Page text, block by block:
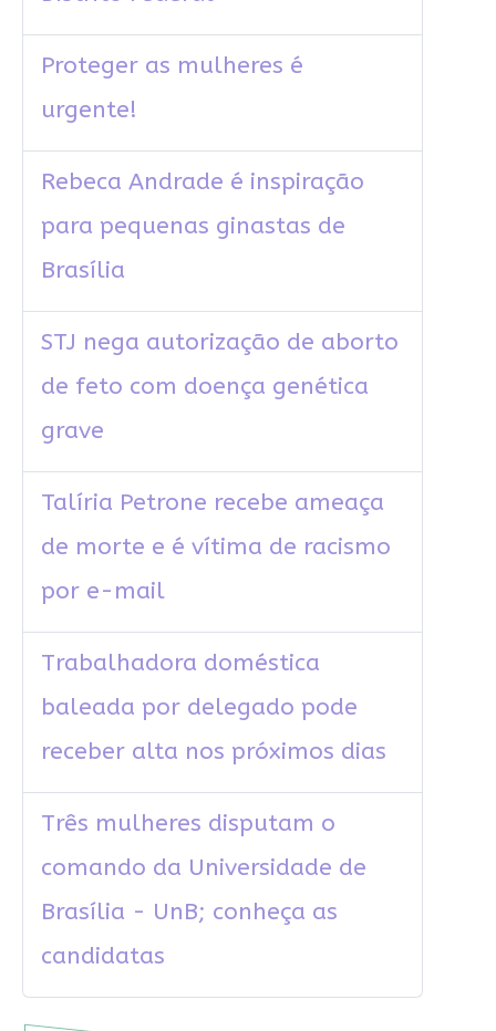
Proteger as mulheres é
urgente!
Rebeca Andrade é inspiração
para pequenas ginastas de
Brasília
STJ nega autorização de aborto
de feto com doença genética
grave
Talíria Petrone recebe ameaça
de morte e é vítima de racismo
por e-mail
Trabalhadora doméstica
baleada por delegado pode
receber alta nos próximos dias
Três mulheres disputam o
comando da Universidade de
Brasília - UnB; conheça as
candidatas